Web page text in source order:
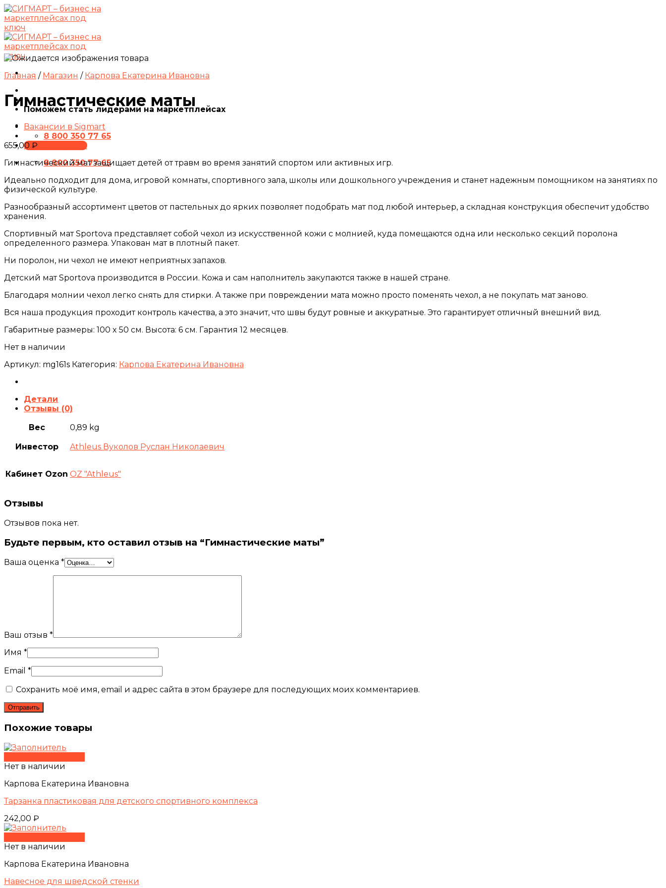
Skip
to
content
Поможем стать лидерами на маркетплейсах
Вакансии в Sigmart
8 800 350 77 65
ПРЕЗЕНТАЦИЯ
8 800 350 77 65
Главная / Магазин / Карпова Екатерина Ивановна
Гимнастические маты
655,00 ₽
Гимнастический мат защищает детей от травм во время занятий спортом или активных игр.
Идеально подходит для дома, игровой комнаты, спортивного зала, школы или дошкольного учреждения и станет надежным помощником на занятиях по
физической культуре.
Разнообразный ассортимент цветов от пастельных до ярких позволяет подобрать мат под любой интерьер, а складная конструкция обеспечит удобство
хранения.
Спортивный мат Sportova представляет собой чехол из искусственной кожи с молнией, куда помещаются одна или несколько секций поролона
определенного размера. Упакован мат в плотный пакет.
Ни поролон, ни чехол не имеют неприятных запахов.
Детский мат Sportova производится в России. Кожа и сам наполнитель закупаются также в нашей стране.
Благодаря молнии чехол легко снять для стирки. А также при повреждении мата можно просто поменять чехол, а не покупать мат заново.
Вся наша продукция проходит контроль качества, а это значит, что швы будут ровные и аккуратные. Это гарантирует отличный внешний вид.
Габаритные размеры: 100 x 50 см. Высота: 6 см. Гарантия 12 месяцев.
Нет в наличии
Артикул: mg161s Категория: Карпова Екатерина Ивановна
Детали
Отзывы (0)
Вес
0,89 kg
Инвестор Athleus Вуколов Руслан Николаевич
Кабинет Ozon OZ "Athleus"
Отзывы
Отзывов пока нет.
Будьте первым, кто оставил отзыв на “Гимнастические маты”
Ваша оценка *
Ваш отзыв *
Имя *
Email *
Сохранить моё имя, email и адрес сайта в этом браузере для последующих моих комментариев.
Похожие товары
Нет в наличии
Карпова Екатерина Ивановна
Тарзанка пластиковая для детского спортивного комплекса
242,00 ₽
Нет в наличии
Карпова Екатерина Ивановна
Навесное для шведской стенки